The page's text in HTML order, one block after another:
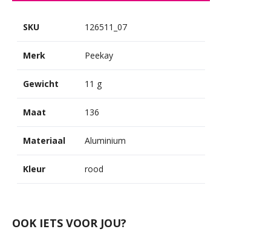
SKU 126511_07
Merk Peekay
Gewicht 11 g
Maat 136
Materiaal Aluminium
Kleur rood
OOK IETS VOOR JOU?